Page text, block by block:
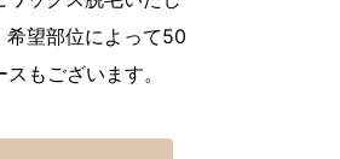
希望部位によって50
もございます。